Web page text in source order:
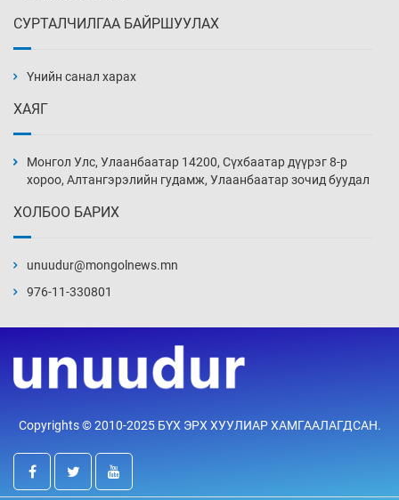
нэмэгджээ
Өчигдөр 13 цаг 30 мин
Өчигдөр 13 цаг 00 мин
Өчигдөр 12 цаг 30 мин
үйлчилж буй гэв
Өчигдөр 12 цаг 00 мин
СУРТАЛЧИЛГАА БАЙРШУУЛАХ
Үнийн санал харах
ХАЯГ
Монгол Улс, Улаанбаатар 14200, Сүхбаатар дүүрэг 8-р
хороо, Алтангэрэлийн гудамж, Улаанбаатар зочид буудал
ХОЛБОО БАРИХ
unuudur@mongolnews.mn
976-11-330801
Copyrights © 2010-2025 БҮХ ЭРХ ХУУЛИАР ХАМГААЛАГДСАН.